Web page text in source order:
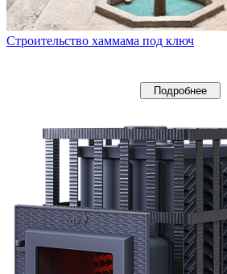
Строительство хаммама под ключ
Подробнее